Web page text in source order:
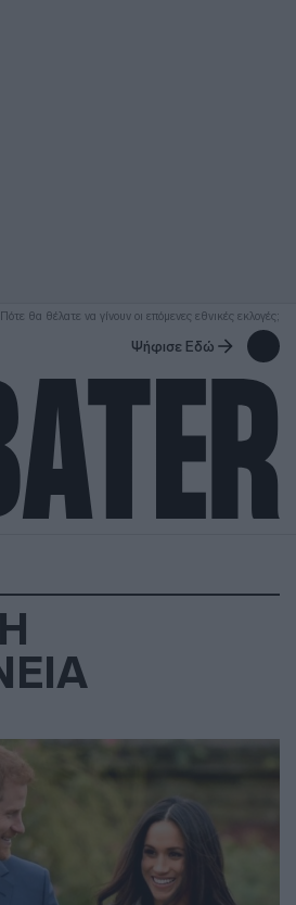
θα θέλατε να γίνουν οι επόμενες εθνικές εκλογές;
Ψήφισε Εδώ